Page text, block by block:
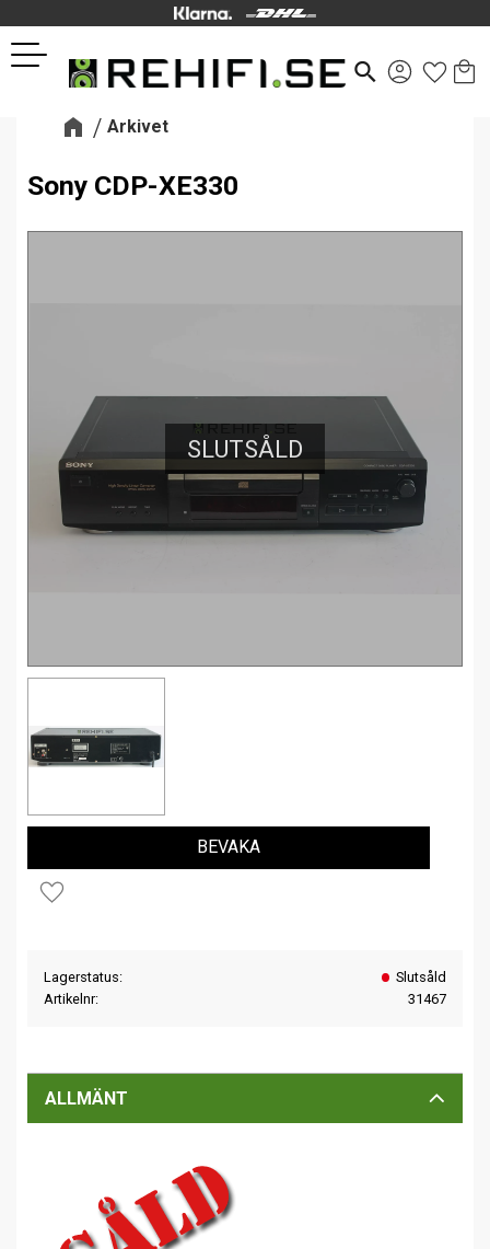
Meny
search
Arkivet
Sony CDP-XE330
SLUTSÅLD
Lägg till i favoriter
BEVAKA
Lagerstatus
Slutsåld
Artikelnr
31467
ALLMÄNT